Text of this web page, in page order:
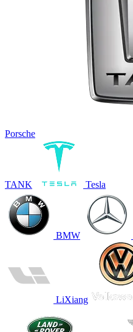
Porsche
TANK Tesla
BMW
LiXiang